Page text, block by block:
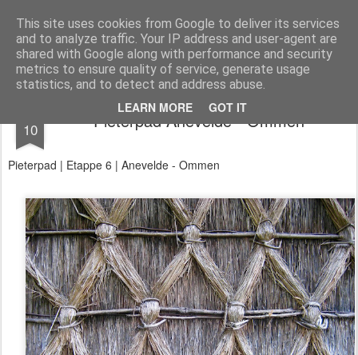
This site uses cookies from Google to deliver its services
and to analyze traffic. Your IP address and user-agent are
shared with Google along with performance and security
metrics to ensure quality of service, generate usage
statistics, and to detect and address abuse.
LEARN MORE GOT IT
Aan de wind een wandelblog
Kaart Dagtochten LAW's Buitenland E2 E9 GR12
10 Pieterpad Anevelde - Ommen
Pieterpad | Etappe 6 | Anevelde - Ommen